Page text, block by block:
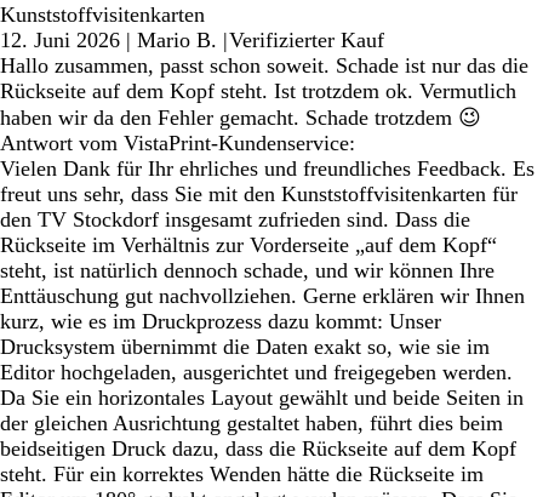
Kunststoffvisitenkarten
12. Juni 2026 | Mario B. |Verifizierter Kauf
Hallo zusammen, passt schon soweit. Schade ist nur das die
Rückseite auf dem Kopf steht. Ist trotzdem ok. Vermutlich
haben wir da den Fehler gemacht. Schade trotzdem 😉
Antwort vom VistaPrint-Kundenservice:
Vielen Dank für Ihr ehrliches und freundliches Feedback. Es
freut uns sehr, dass Sie mit den Kunststoffvisitenkarten für
den TV Stockdorf insgesamt zufrieden sind. Dass die
Rückseite im Verhältnis zur Vorderseite „auf dem Kopf“
steht, ist natürlich dennoch schade, und wir können Ihre
Enttäuschung gut nachvollziehen. Gerne erklären wir Ihnen
kurz, wie es im Druckprozess dazu kommt: Unser
Drucksystem übernimmt die Daten exakt so, wie sie im
Editor hochgeladen, ausgerichtet und freigegeben werden.
Da Sie ein horizontales Layout gewählt und beide Seiten in
der gleichen Ausrichtung gestaltet haben, führt dies beim
beidseitigen Druck dazu, dass die Rückseite auf dem Kopf
steht. Für ein korrektes Wenden hätte die Rückseite im